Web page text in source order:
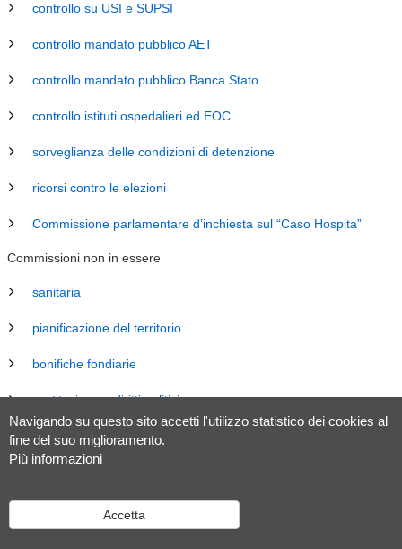
Navigando su questo sito accetti l'utilizzo statistico dei cookies al
fine del suo miglioramento.
Più informazioni
Accetta
controllo su USI e SUPSI
controllo mandato pubblico AET
controllo mandato pubblico Banca Stato
controllo istituti ospedalieri ed EOC
sorveglianza delle condizioni di detenzione
ricorsi contro le elezioni
Commissione parlamentare d’inchiesta sul “Caso Hospita”
Commissioni non in essere
sanitaria
pianificazione del territorio
bonifiche fondiarie
costituzione e diritti politici
energia